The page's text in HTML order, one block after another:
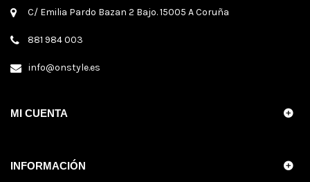
C/ Emilia Pardo Bazan 2 Bajo. 15005 A Coruña
881 984 003
info@onstyle.es
MI CUENTA
INFORMACIÓN